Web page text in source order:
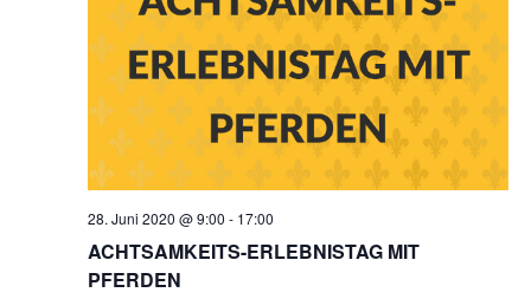
28. Juni 2020 @ 9:00 - 17:00
ACHTSAMKEITS-ERLEBNISTAG MIT
PFERDEN